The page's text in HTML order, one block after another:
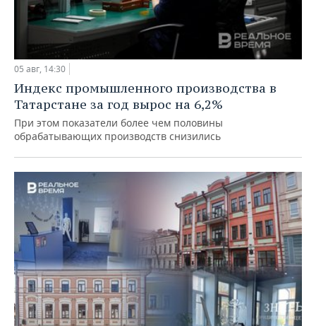
05 авг, 14:30
Индекс промышленного производства в
Татарстане за год вырос на 6,2%
При этом показатели более чем половины
обрабатывающих производств снизились